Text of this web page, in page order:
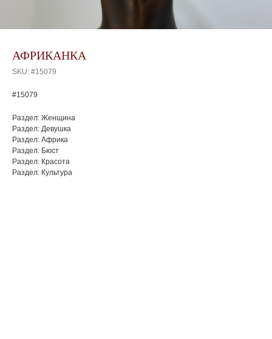
АФРИКАНКА
SKU: #15079
#15079
Раздел: Женщина
Раздел: Девушка
Раздел: Африка
Раздел: Бюст
Раздел: Красота
Раздел: Культура